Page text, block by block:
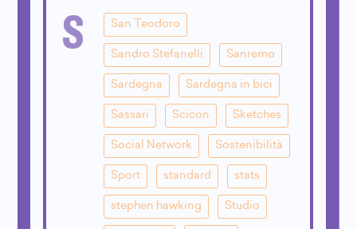
S San Teodoro
Sandro Stefanelli Sanremo
Sardegna Sardegna in bici
Sassari Scicon Sketches
Social Network Sostenibilità
Sport standard stats
stephen hawking Studio